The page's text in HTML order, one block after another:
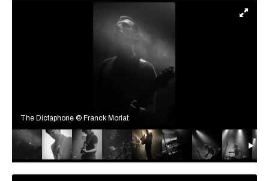
The Dictaphone © Franck Morlat